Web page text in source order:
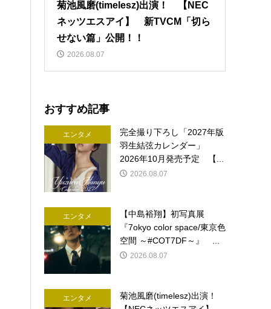
菊池風磨(timelesz)出演！ 【NEC
ネッツエスアイ】 新TVCM「切ら
せない篇」公開！！
2026.08.07
おすすめ記事
エンタメ
完全撮り下ろし「2027年版
羽生結弦カレンダー」
2026年10月発売予定 【...
2026.08.07
エンタメ
【中島裕翔】初写真展
『7okyo color space/東京色
空間 ～#COT7DF～』 ...
2026.08.07
エンタメ
菊池風磨(timelesz)出演！